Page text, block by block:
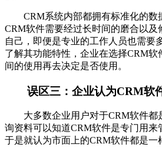
CRM系统内部都拥有标准化的数
CRM软件需要经过长时间的磨合以及
自己，即便是专业的工作人员也需要
了解其功能特性，企业在选择CRM软
间的使用再去决定是否使用。
误区三：企业认为CRM软
大多数企业用户对于CRM软件都
询资料可以知道CRM软件是专门用来
于是就认为市面上的CRM软件都是一